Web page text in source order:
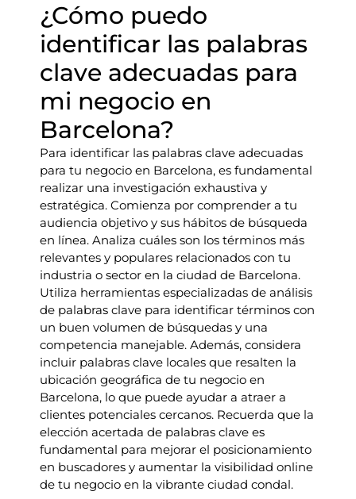
¿Cómo puedo
identificar las palabras
clave adecuadas para
mi negocio en
Barcelona?
Para identificar las palabras clave adecuadas
para tu negocio en Barcelona, es fundamental
realizar una investigación exhaustiva y
estratégica. Comienza por comprender a tu
audiencia objetivo y sus hábitos de búsqueda
en línea. Analiza cuáles son los términos más
relevantes y populares relacionados con tu
industria o sector en la ciudad de Barcelona.
Utiliza herramientas especializadas de análisis
de palabras clave para identificar términos con
un buen volumen de búsquedas y una
competencia manejable. Además, considera
incluir palabras clave locales que resalten la
ubicación geográfica de tu negocio en
Barcelona, lo que puede ayudar a atraer a
clientes potenciales cercanos. Recuerda que la
elección acertada de palabras clave es
fundamental para mejorar el posicionamiento
en buscadores y aumentar la visibilidad online
de tu negocio en la vibrante ciudad condal.